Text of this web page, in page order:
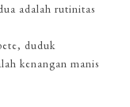
adalah rutinitas
duduk
kenangan manis